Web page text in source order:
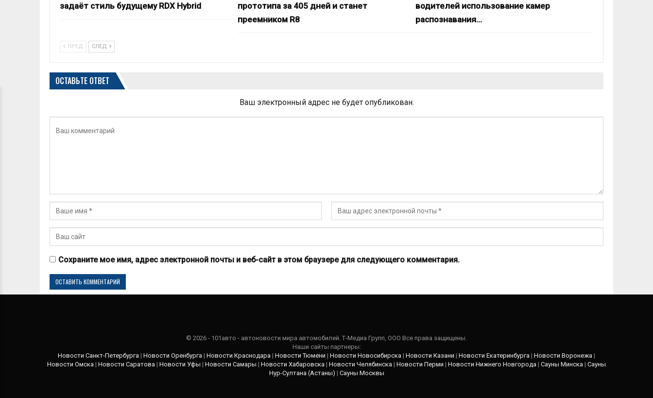
задаёт стиль будущему RDX Hybrid
прототипа за 405 дней и станет
преемником R8
водителей использование камер
распознавания…
ПРЕД СЛЕД
ОСТАВЬТЕ ОТВЕТ
Ваш электронный адрес не будет опубликован.
Сохраните мое имя, адрес электронной почты и веб-сайт в этом браузере для следующего комментария.
© 2026 - 101авто - автоновости мира автомобилей. Т-Медиа Групп, ООО Все права защищены.
Наши сайты партнеры:
Новости Санкт-Петербурга | Новости Оренбурга | Новости Краснодара | Новости Тюмени | Новости Новосибирска | Новости Казани | Новости Екатеринбурга | Новости Воронежа |
Новости Омска | Новости Саратова | Новости Уфы | Новости Самары | Новости Хабаровска | Новости Челябинска | Новости Перми | Новости Нижнего Новгорода | Сауны Минска | Сауны
Нур-Султана (Астаны) | Сауны Москвы